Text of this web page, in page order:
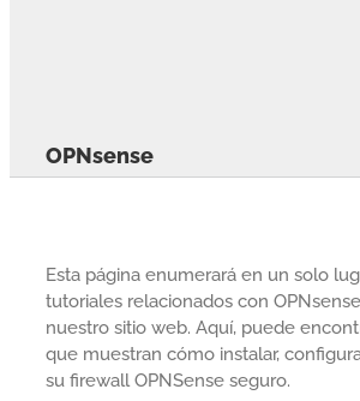
OPNsense
Esta página enumerará en un solo
tutoriales relacionados con
nuestro sitio web. Aquí, puede
que muestran cómo instalar,
su firewall OPNSense seguro.